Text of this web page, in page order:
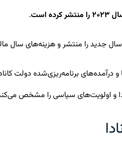
است .
جدید را منتشر و هزینه‌های سال
درآمده‌های برنامه‌ریزی‌شده دولت
و اولویت‌های سیاسی را مشخص